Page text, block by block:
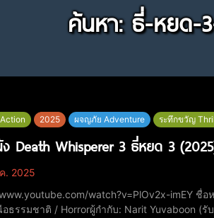
ค้นหา: ธี่-หยด-
2025 ผจญภัย Adventure ระทึกขวัญ
Death Whisperer 3 ธี่หยด 3
. 2025
watch?v=PlOv2x-imEY ชื่อหนัง: ธี่หยด 3 / Death Whisperer 3 / Tee Yod 3 ปีที่ฉาย: 2025หมวดหมู่: สยอง
ธรรมชาติ / Horrorผู้กำกับ: Narit Yuvaboon (